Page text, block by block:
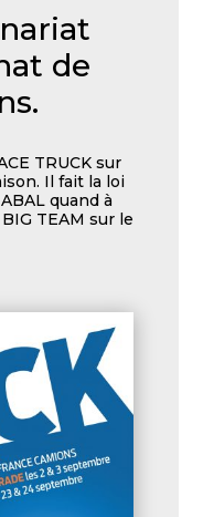
de
TRUCK sur
Il fait la loi
quand à
TEAM sur le